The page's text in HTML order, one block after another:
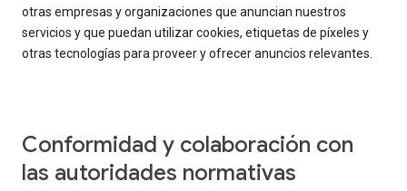
otras empresas y organizaciones que anuncian nuestros
servicios y que puedan utilizar cookies, etiquetas de píxeles y
otras tecnologías para proveer y ofrecer anuncios relevantes.
Conformidad y colaboración con
las autoridades normativas